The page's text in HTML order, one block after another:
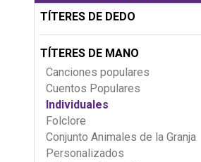
TÍTERES DE DEDO
TÍTERES DE MANO
Canciones populares
Cuentos Populares
Individuales
Folclore
Conjunto Animales de la Granja
Personalizados